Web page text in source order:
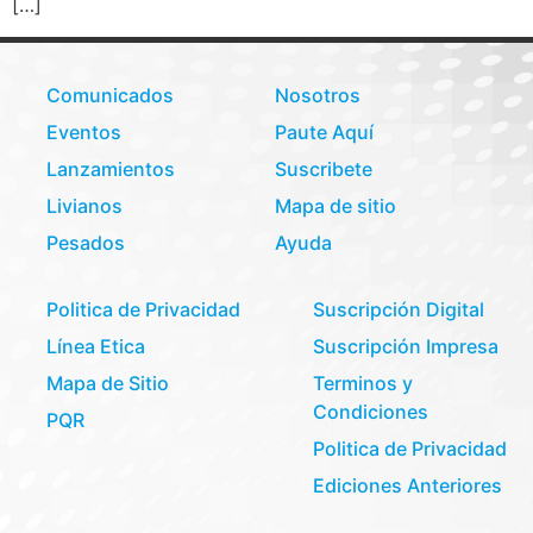
[…]
Comunicados
Eventos
Lanzamientos
Livianos
Pesados
Nosotros
Paute Aquí
Suscribete
Mapa de sitio
Ayuda
Politica de Privacidad
Línea Etica
Mapa de Sitio
PQR
Suscripción Digital
Suscripción Impresa
Terminos y
Condiciones
Politica de Privacidad
Ediciones Anteriores